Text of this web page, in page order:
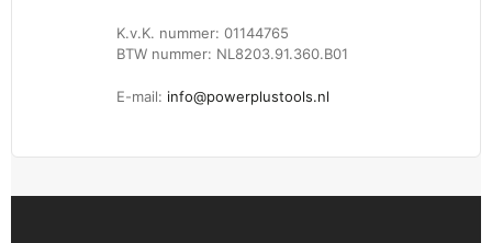
K.v.K. nummer: 01144765
BTW nummer: NL8203.91.360.B01
E-mail: info@powerplustools.nl